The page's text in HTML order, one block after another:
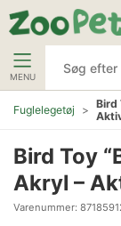
MENU
Fuglelegetøj
Bird
Bird Toy
Akryl –
Varenummer: